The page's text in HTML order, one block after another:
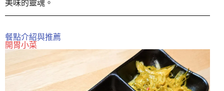
美味的靈魂。
餐點介紹與推薦
開胃小菜